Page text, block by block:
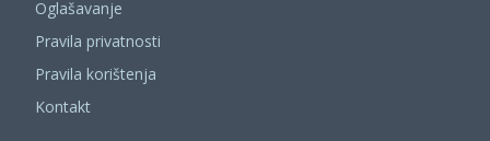
Oglašavanje
Pravila privatnosti
Pravila korištenja
Kontakt